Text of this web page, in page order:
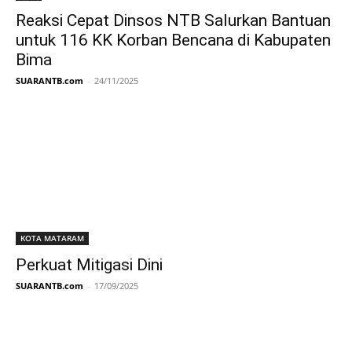
Reaksi Cepat Dinsos NTB Salurkan Bantuan
untuk 116 KK Korban Bencana di Kabupaten
Bima
SUARANTB.com - 24/11/2025
KOTA MATARAM
Perkuat Mitigasi Dini
SUARANTB.com - 17/09/2025